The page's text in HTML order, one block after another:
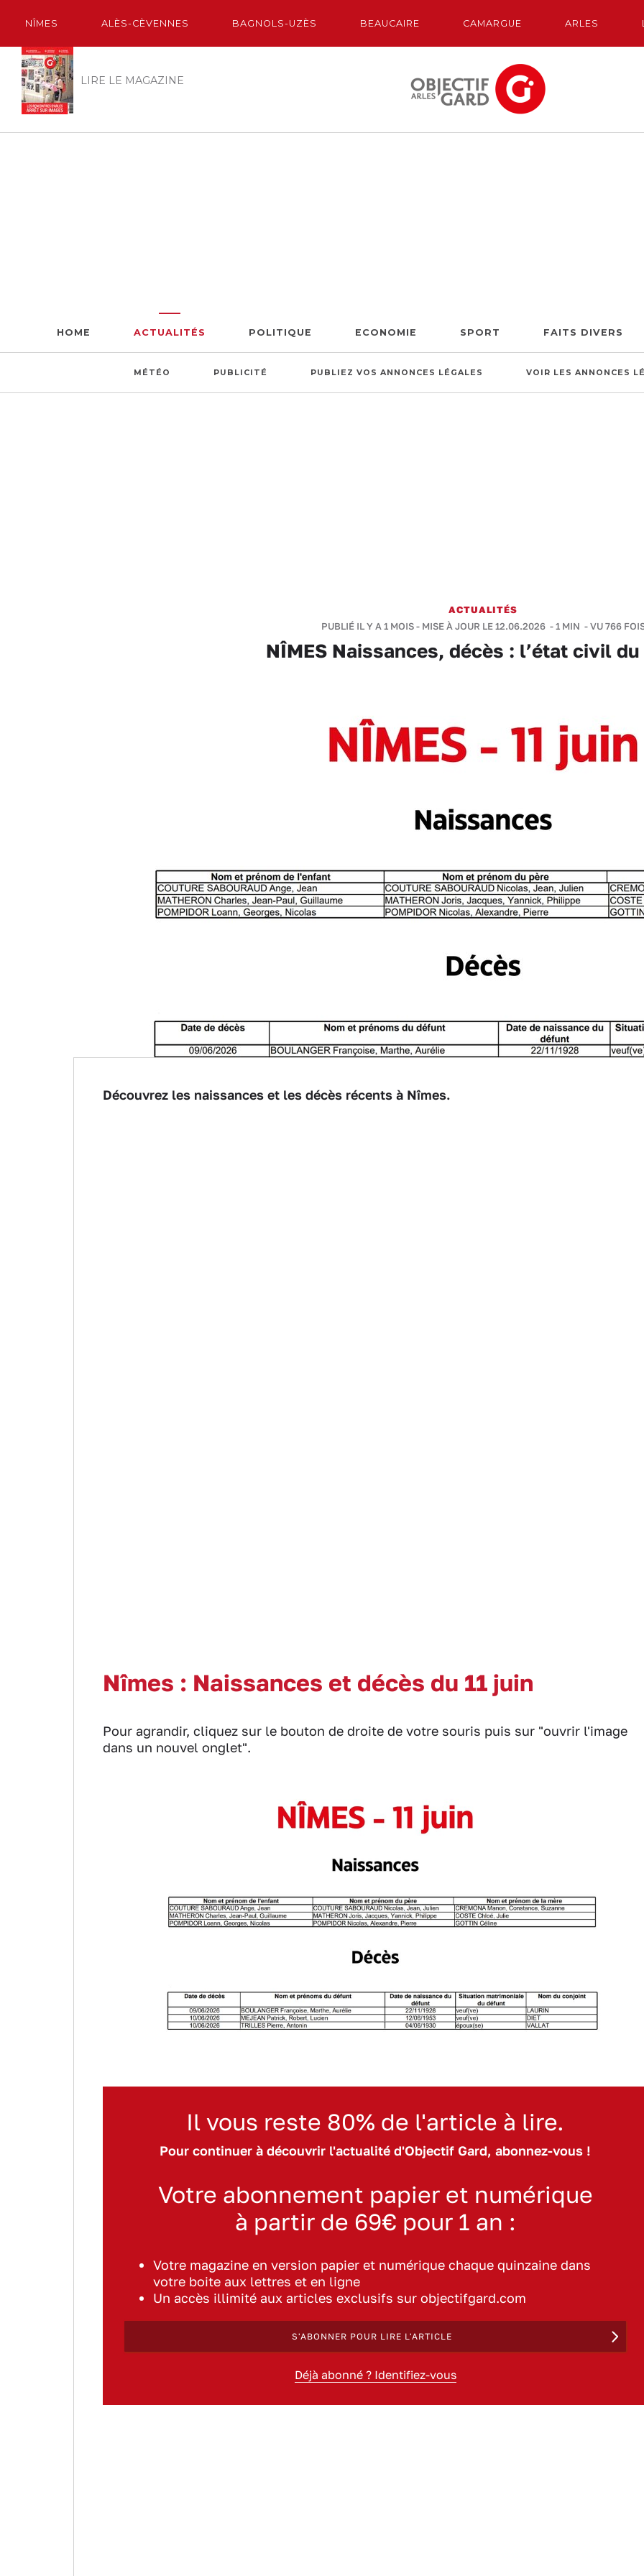
NÎMES ALÈS-CÈVENNES BAGNOLS-UZÈS BEAUCAIRE CAMARGUE ARLES
LIRE LE MAGAZINE
HOME ACTUALITÉS POLITIQUE ECONOMIE SPORT FAITS DIVERS
MÉTÉO PUBLICITÉ PUBLIEZ VOS ANNONCES LÉGALES VOIR LES ANNONCES
ACTUALITÉS
PUBLIÉ IL Y A 1 MOIS - MISE À JOUR LE 12.06.2026 -1 MIN - VU 766
NÎMES Naissances, décès : l’état civil du
Découvrez les naissances et les décès récents à Nîmes.
Nîmes : Naissances et décès du 11 juin
Pour agrandir, cliquez sur le bouton de droite de votre souris puis sur "ouvrir l'image
dans un nouvel onglet".
Il vous reste 80% de l'article à lire.
Pour continuer à découvrir l'actualité d'Objectif Gard, abonnez-vous !
Votre abonnement papier et numérique
à partir de 69€ pour 1 an :
Votre magazine en version papier et numérique chaque quinzaine dans
votre boite aux lettres et en ligne
Un accès illimité aux articles exclusifs sur objectifgard.com
S'ABONNER POUR LIRE L'ARTICLE
Déjà abonné ? Identifiez-vous